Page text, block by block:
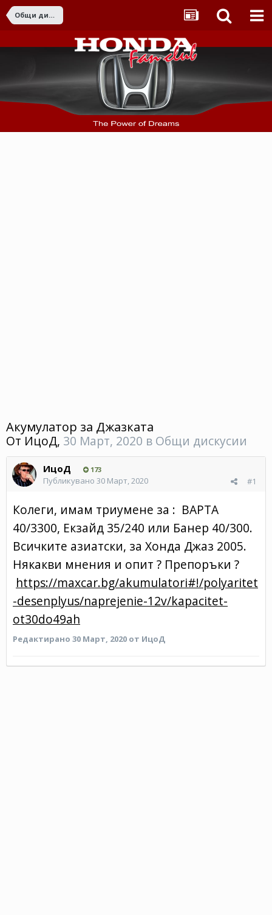
Общи дискусии
Акумулатор за Джазката
От ИцоД, 30 Март, 2020 в Общи дискусии
ИцоД 173
#1
Публикувано 30 Март, 2020
Колеги, имам триумене за : ВАРТА
40/3300, Екзайд 35/240 или Банер 40/300.
Всичките азиатски, за Хонда Джаз 2005.
Някакви мнения и опит ? Препоръки ?
https://maxcar.bg/akumulatori#!/polyaritet
-desenplyus/naprejenie-12v/kapacitet-
ot30do49ah
Редактирано 30 Март, 2020 от ИцоД